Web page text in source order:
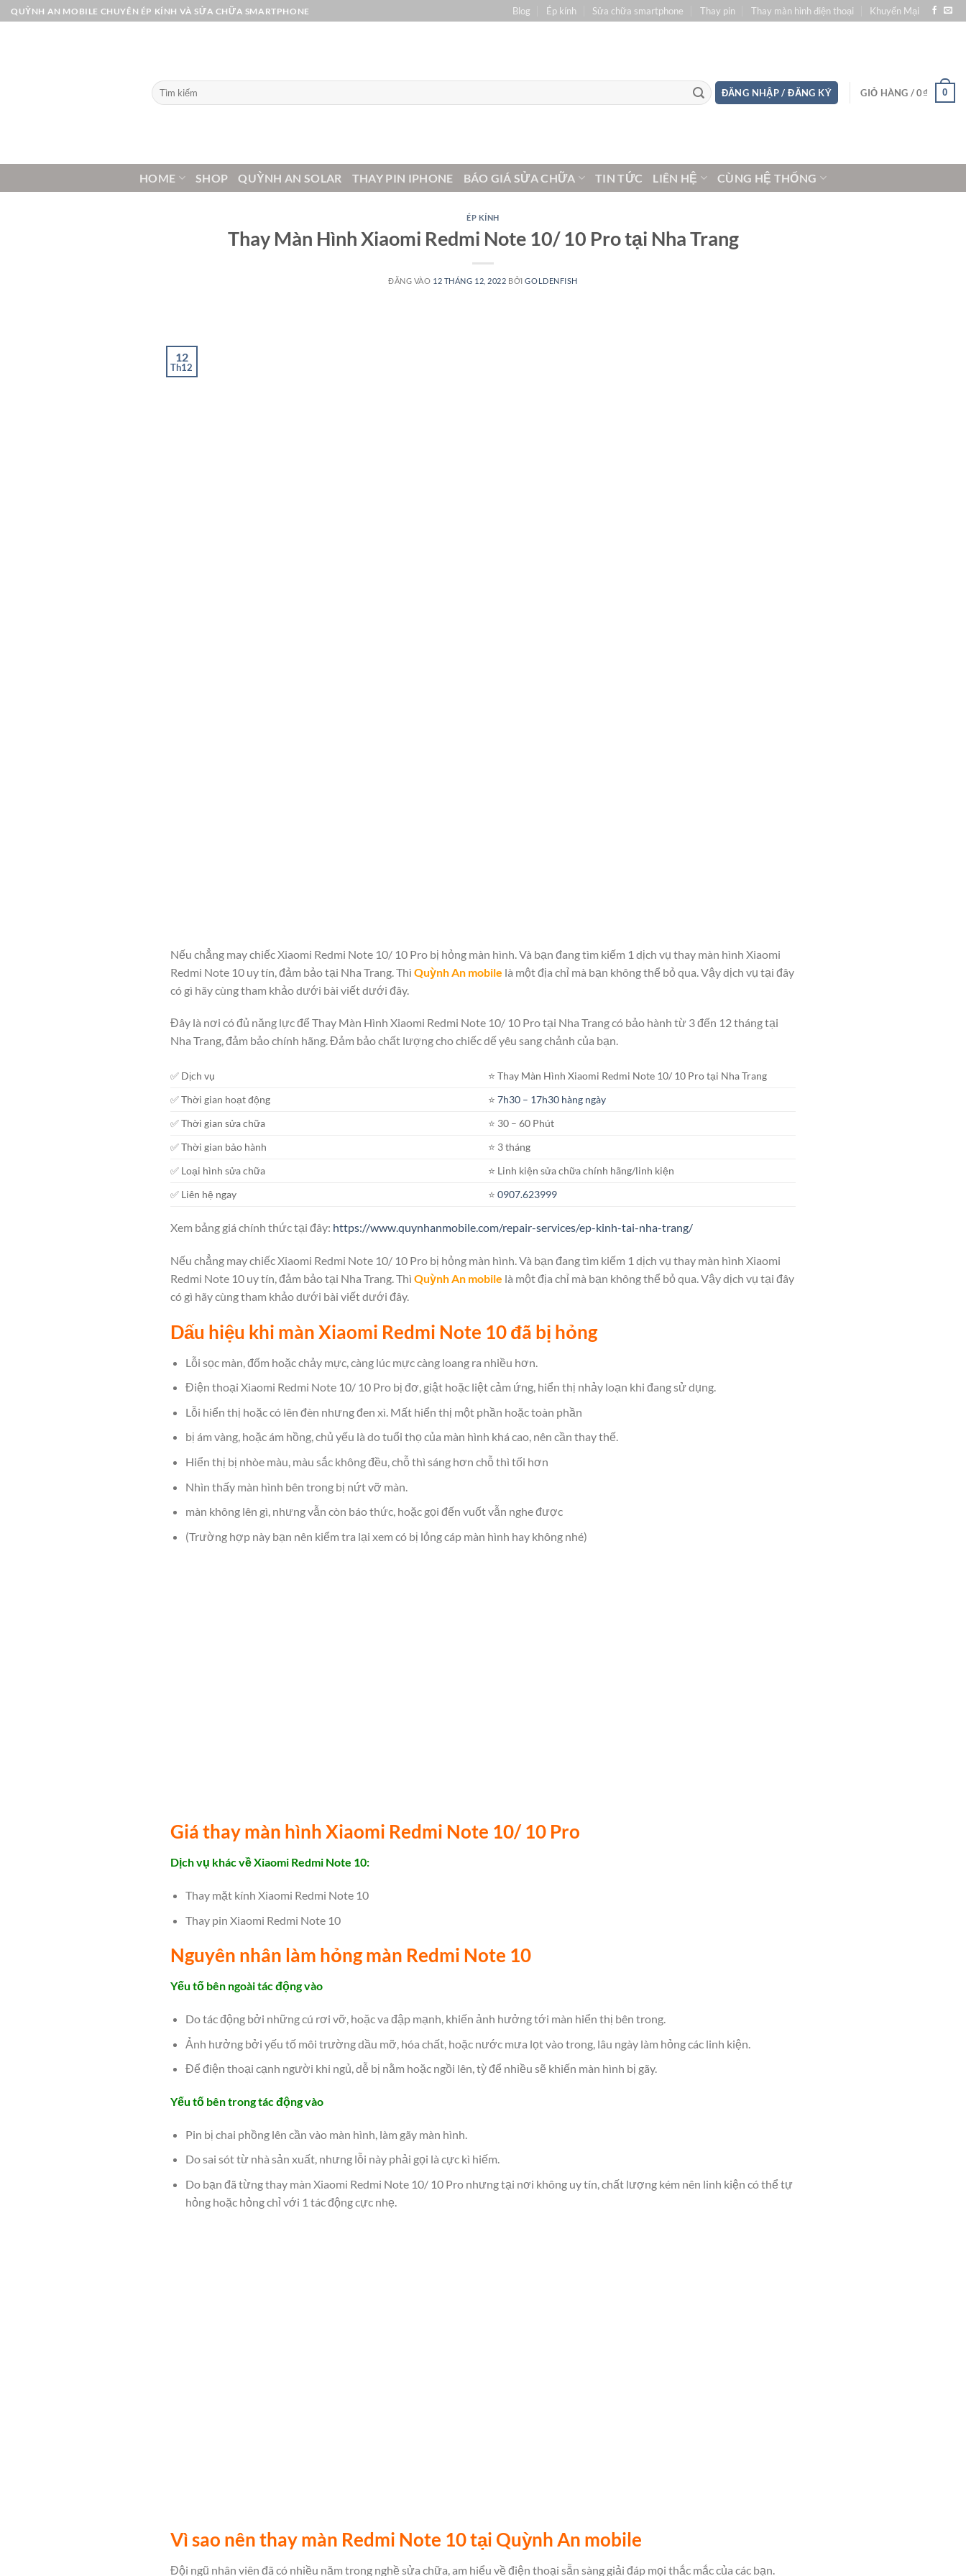
Bỏ
qua
QUỲNH AN MOBILE CHUYÊN ÉP KÍNH VÀ SỬA CHỮA SMARTPHONE Blog Ép kính Sửa chữa smartphone Thay pin Thay màn hình điện thoại Khuyến Mại
Tìm
kiếm:
ĐĂNG NHẬP / ĐĂNG KÝ GIỎ HÀNG /0₫ 0
HOME SHOP QUỲNH AN SOLAR THAY PIN IPHONE BÁO GIÁ SỬA CHỮA TIN TỨC LIÊN HỆ CÙNG HỆ THỐNG
ÉP KÍNH
Thay Màn Hình Xiaomi Redmi Note 10/ 10 Pro tại Nha Trang
ĐĂNG VÀO 12 THÁNG 12, 2022 BỞIGOLDENFISH
12
Th12
Nếu chẳng may chiếc Xiaomi Redmi Note 10/ 10 Pro bị hỏng màn hình. Và bạn đang tìm kiếm 1 dịch vụ thay màn hình Xiaomi
Redmi Note 10 uy tín, đảm bảo tại Nha Trang. Thì Quỳnh An mobile là một địa chỉ mà bạn không thể bỏ qua. Vậy dịch vụ tại đây
có gì hãy cùng tham khảo dưới bài viết dưới đây.
Đây là nơi có đủ năng lực để Thay Màn Hình Xiaomi Redmi Note 10/ 10 Pro tại Nha Trang có bảo hành từ 3 đến 12 tháng tại
Nha Trang, đảm bảo chính hãng. Đảm bảo chất lượng cho chiếc dế yêu sang chảnh của bạn.
✅ Dịch vụ
⭐️ Thay Màn Hình Xiaomi Redmi Note 10/ 10 Pro tại Nha Trang
✅ Thời gian hoạt động
⭐️7h30 – 17h30 hàng ngày
✅ Thời gian sửa chữa
⭐️ 30 – 60 Phút
✅ Thời gian bảo hành
⭐️ 3 tháng
✅ Loại hình sửa chữa
⭐️ Linh kiện sửa chữa chính hãng/linh kiện
✅ Liên hệ ngay
⭐️0907.623999
Xem bảng giá chính thức tại đây: https://www.quynhanmobile.com/repair-services/ep-kinh-tai-nha-trang/
Nếu chẳng may chiếc Xiaomi Redmi Note 10/ 10 Pro bị hỏng màn hình. Và bạn đang tìm kiếm 1 dịch vụ thay màn hình Xiaomi
Redmi Note 10 uy tín, đảm bảo tại Nha Trang. Thì Quỳnh An mobile là một địa chỉ mà bạn không thể bỏ qua. Vậy dịch vụ tại đây
có gì hãy cùng tham khảo dưới bài viết dưới đây.
Dấu hiệu khi màn Xiaomi Redmi Note 10 đã bị hỏng
Lỗi sọc màn, đốm hoặc chảy mực, càng lúc mực càng loang ra nhiều hơn.
Điện thoại Xiaomi Redmi Note 10/ 10 Pro bị đơ, giật hoặc liệt cảm ứng, hiển thị nhảy loạn khi đang sử dụng.
Lỗi hiển thị hoặc có lên đèn nhưng đen xì. Mất hiển thị một phần hoặc toàn phần
bị ám vàng, hoặc ám hồng, chủ yếu là do tuổi thọ của màn hình khá cao, nên cần thay thế.
Hiển thị bị nhòe màu, màu sắc không đều, chỗ thì sáng hơn chỗ thì tối hơn
Nhìn thấy màn hình bên trong bị nứt vỡ màn.
màn không lên gì, nhưng vẫn còn báo thức, hoặc gọi đến vuốt vẫn nghe được
(Trường hợp này bạn nên kiểm tra lại xem có bị lỏng cáp màn hình hay không nhé)
Giá thay màn hình Xiaomi Redmi Note 10/ 10 Pro
Dịch vụ khác về Xiaomi Redmi Note 10:
Thay mặt kính Xiaomi Redmi Note 10
Thay pin Xiaomi Redmi Note 10
Nguyên nhân làm hỏng màn Redmi Note 10
Yếu tố bên ngoài tác động vào
Do tác động bởi những cú rơi vỡ, hoặc va đập mạnh, khiến ảnh hưởng tới màn hiển thị bên trong.
Ảnh hưởng bởi yếu tố môi trường dầu mỡ, hóa chất, hoặc nước mưa lọt vào trong, lâu ngày làm hỏng các linh kiện.
Để điện thoại cạnh người khi ngủ, dễ bị nằm hoặc ngồi lên, tỳ để nhiều sẽ khiến màn hình bị gãy.
Yếu tố bên trong tác động vào
Pin bị chai phồng lên cần vào màn hình, làm gãy màn hình.
Do sai sót từ nhà sản xuất, nhưng lỗi này phải gọi là cực kì hiếm.
Do bạn đã từng thay màn Xiaomi Redmi Note 10/ 10 Pro nhưng tại nơi không uy tín, chất lượng kém nên linh kiện có thể tự
hỏng hoặc hỏng chỉ với 1 tác động cực nhẹ.
Vì sao nên thay màn Redmi Note 10 tại Quỳnh An mobile
Đội ngũ nhân viên đã có nhiều năm trong nghề sửa chữa, am hiểu về điện thoại sẵn sàng giải đáp mọi thắc mắc của các bạn.